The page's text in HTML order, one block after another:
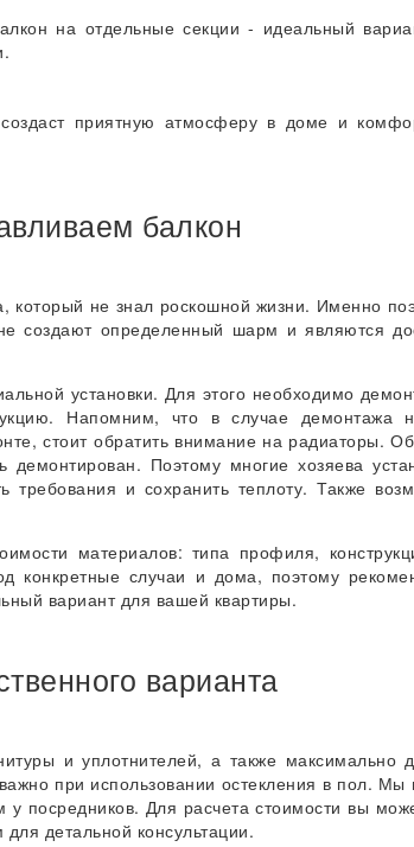
на отдельные секции - идеальный
приятную атмосферу в доме и
балкон
который не знал роскошной жизни. Именно
создают определенный шарм и являются
установки. Для этого необходимо
Напомним, что в случае демонтажа
стоит обратить внимание на радиаторы.
Поэтому многие хозяева
требования и сохранить теплоту. Также
материалов: типа профиля,
конкретные случаи и дома, поэтому
вариант для вашей квартиры.
варианта
и уплотнителей, а также максимально
при использовании остекления в пол.
посредников. Для расчета стоимости вы
детальной консультации.